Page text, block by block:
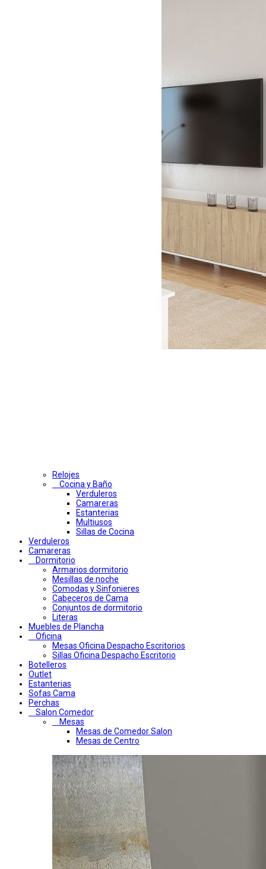
Relojes
Cocina y Baño
Verduleros
Camareras
Estanterias
Multiusos
Sillas de Cocina
Verduleros
Camareras
Dormitorio
Armarios dormitorio
Mesillas de noche
Comodas y Sinfonieres
Cabeceros de Cama
Conjuntos de dormitorio
Literas
Muebles de Plancha
Oficina
Mesas Oficina Despacho Escritorios
Sillas Oficina Despacho Escritorio
Botelleros
Outlet
Estanterias
Sofas Cama
Perchas
Salon Comedor
Mesas
Mesas de Comedor Salon
Mesas de Centro